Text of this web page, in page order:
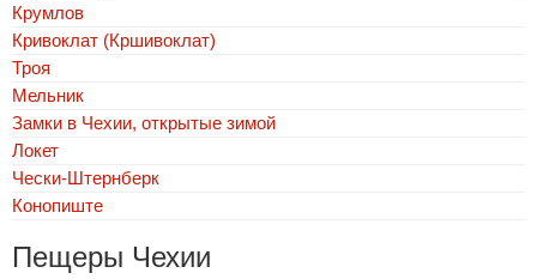
Крумлов
Кривоклат (Кршивоклат)
Троя
Мельник
Замки в Чехии, открытые зимой
Локет
Чески-Штернберк
Конопиште
Пещеры Чехии